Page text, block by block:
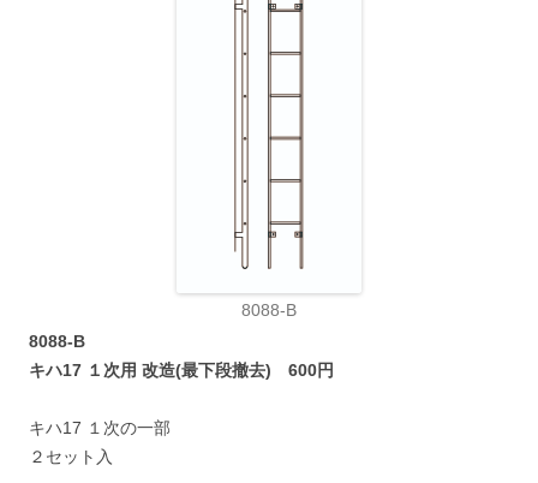
8088-B
8088-B
キハ17 １次用 改造(最下段撤去) 600円
キハ17 １次の一部
２セット入